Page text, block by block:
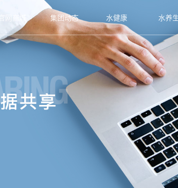
官网商城 集团动态 水健康 水养